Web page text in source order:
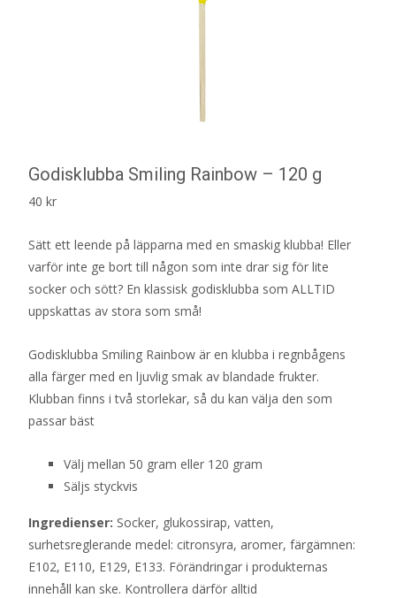
Godisklubba Smiling Rainbow – 120 g
40 kr
Sätt ett leende på läpparna med en smaskig klubba! Eller
varför inte ge bort till någon som inte drar sig för lite
socker och sött? En klassisk godisklubba som ALLTID
uppskattas av stora som små!
Godisklubba Smiling Rainbow är en klubba i regnbågens
alla färger med en ljuvlig smak av blandade frukter.
Klubban finns i två storlekar, så du kan välja den som
passar bäst
Välj mellan 50 gram eller 120 gram
Säljs styckvis
Ingredienser: Socker, glukossirap, vatten,
surhetsreglerande medel: citronsyra, aromer, färgämnen:
E102, E110, E129, E133. Förändringar i produkternas
innehåll kan ske. Kontrollera därför alltid